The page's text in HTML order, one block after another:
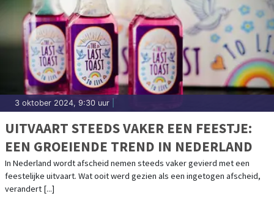
3 oktober 2024, 9:30 uur
UITVAART STEEDS VAKER EEN FEESTJE:
EEN GROEIENDE TREND IN NEDERLAND
In Nederland wordt afscheid nemen steeds vaker gevierd met een
feestelijke uitvaart. Wat ooit werd gezien als een ingetogen afscheid,
verandert [...]